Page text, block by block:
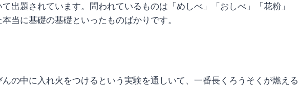
出題されています。問われているものは「めしべ」「おしべ」「花粉」
本当に基礎の基礎といったものばかりです。
の中に入れ火をつけるという実験を通しいて、一番長くろうそくが燃える